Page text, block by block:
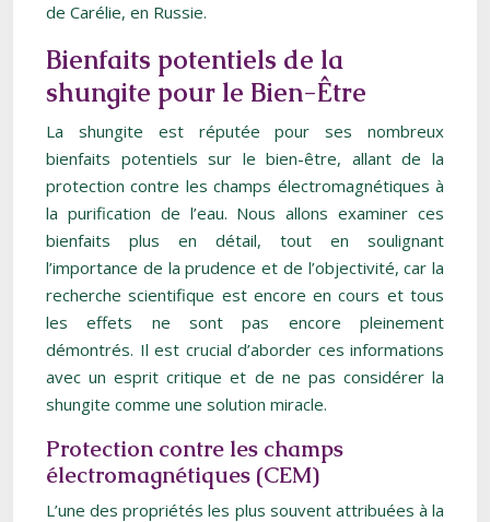
de Carélie, en Russie.
Bienfaits potentiels de la
shungite pour le Bien-Être
La shungite est réputée pour ses nombreux
bienfaits potentiels sur le bien-être, allant de la
protection contre les champs électromagnétiques à
la purification de l’eau. Nous allons examiner ces
bienfaits plus en détail, tout en soulignant
l’importance de la prudence et de l’objectivité, car la
recherche scientifique est encore en cours et tous
les effets ne sont pas encore pleinement
démontrés. Il est crucial d’aborder ces informations
avec un esprit critique et de ne pas considérer la
shungite comme une solution miracle.
Protection contre les champs
électromagnétiques (CEM)
L’une des propriétés les plus souvent attribuées à la